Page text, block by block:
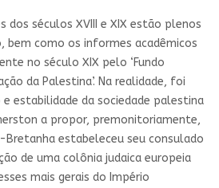
dos séculos XVIII e XIX estão plenos
bem como os informes acadêmicos
no século XIX pelo ‘Fundo
da Palestina’. Na realidade, foi
estabilidade da sociedade palestina
a propor, premonitoriamente,
Bretanha estabeleceu seu consulado
de uma colônia judaica europeia
mais gerais do Império